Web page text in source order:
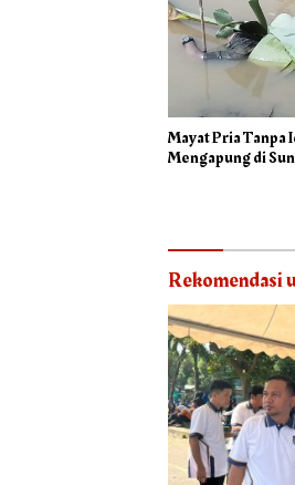
Mayat Pria Tanpa
Mengapung di
Rekomendasi